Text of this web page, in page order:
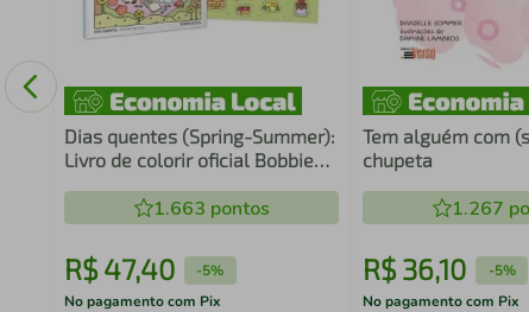
Dias quentes (Spring-Summer):
Livro de colorir oficial Bobbie
com cartela de adesivos
1.663 pontos
R$ 47,40 -5%
No pagamento com Pix
Tem alguém com
chupeta
1.267
R$ 36,10 -5%
No pagamento com Pix